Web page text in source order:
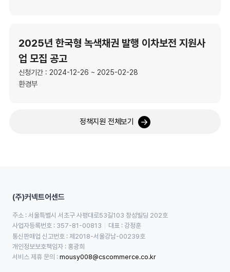
2025년 한국형 녹색채권 발행 이차보전 지원사
업 모집 공고
신청기간 : 2024-12-26 ~ 2025-02-28
환경부
정책지원 전체보기
(주)커넥트어센드
주소 : 서울특별시 서초구 사평대로53길103 창성빌딩 202호
사업자등록번호 : 357-81-00813
대표 : 강정훈
통신판매업 신고번호 : 제2018-서울강남-00239호
개인정보보호책임자 : 홍광희
서비스 제휴 문의 : mousy008@cscommerce.co.kr